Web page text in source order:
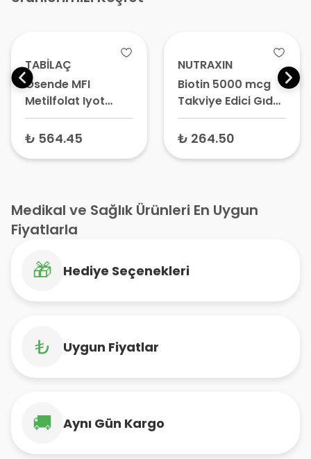
TABİLAÇ
Osende MFI
Metilfolat Iyot
Takviye Edici Gıda
30 Dil Altı Tablet
₺ 564.45
NUTRAXIN
Biotin 5000 mcg
Takviye Edici Gıda
30 Tablet
₺ 264.50
Medikal ve Sağlık Ürünleri En Uygun
Fiyatlarla
🎁 Hediye Seçenekleri
₺ Uygun Fiyatlar
🚚 Aynı Gün Kargo